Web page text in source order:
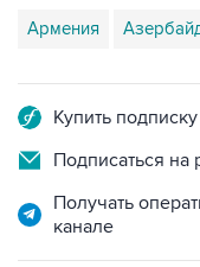
Подписаться на
Получать
НОВОСТИ ПО